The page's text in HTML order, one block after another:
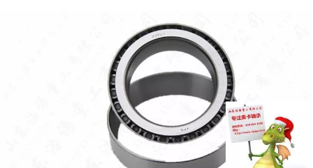
Español
Pусский
français